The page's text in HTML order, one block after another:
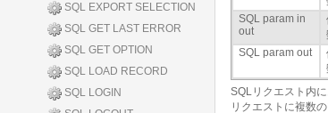
SQL EXPORT SELECTION
SQL GET LAST ERROR
SQL GET OPTION
SQL LOAD RECORD
SQL LOGIN
SQL param in
out
SQL param out
SQLリクエスト内
リクエストに複数の